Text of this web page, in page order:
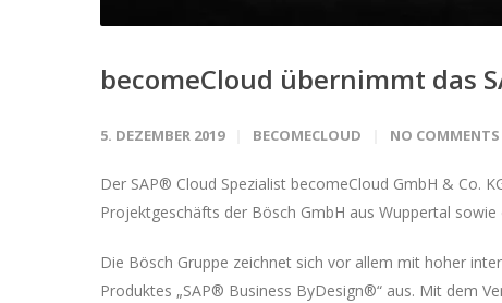
becomeCloud übernimmt das
5. DEZEMBER 2019 BECOMECLOUD NO COMMENTS
Der SAP® Cloud Spezialist becomeCloud GmbH & Co.
Projektgeschäfts der Bösch GmbH aus Wuppertal
Die Bösch Gruppe zeichnet sich vor allem mit hoher
Produktes „SAP® Business ByDesign®“ aus. Mit dem